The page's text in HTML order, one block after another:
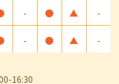
- ● ▲ -
- ● ▲ -
16:30